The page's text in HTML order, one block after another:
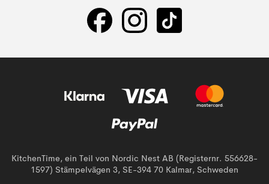
KitchenTime, ein Teil von Nordic Nest AB (Registernr. 556628-
1597) Stämpelvägen 3, SE-394 70 Kalmar, Schweden